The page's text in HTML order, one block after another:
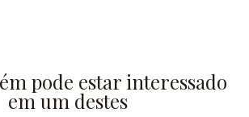
pode estar interessado
em um destes